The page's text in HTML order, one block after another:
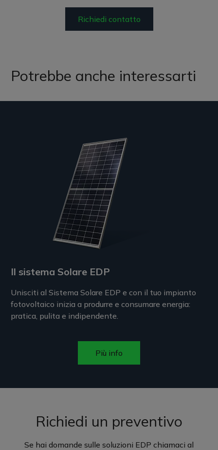
Richiedi contatto
Potrebbe anche interessarti
Il sistema Solare EDP
Unisciti al Sistema Solare EDP e con il tuo impianto
fotovoltaico inizia a produrre e consumare energia:
pratica, pulita e indipendente.
Più info
Richiedi un preventivo
Se hai domande sulle soluzioni EDP chiamaci al